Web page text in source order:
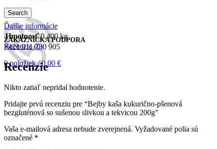
Search
ZÁKAZNÍCKA PODPORA
+421 911 730 905
0položiek / 0,00 €
Ďalšie informácie
Hmotnosť 0,400 kg
Recenzie (0)
Recenzie
Nikto zatiaľ nepridal hodnotenie.
Pridajte prvú recenziu pre “Bejby kaša kukurično-pšenová
bezgluténová so sušenou slivkou a tekvicou 200g”
Vaša e-mailová adresa nebude zverejnená. Vyžadované polia sú
označené *